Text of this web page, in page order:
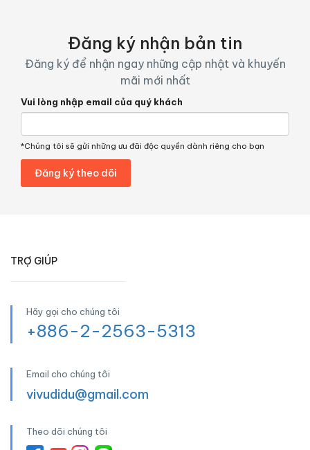
Đăng ký nhận bản tin
Đăng ký để nhận ngay những cập nhật và khuyến
mãi mới nhất
Vui lòng nhập email của quý khách
*Chúng tôi sẽ gửi những ưu đãi độc quyền dành riêng cho bạn
TRỢ GIÚP
Hãy gọi cho chúng tôi
+886-2-2563-5313
Email cho chúng tôi
vivudidu@gmail.com
Theo dõi chúng tôi